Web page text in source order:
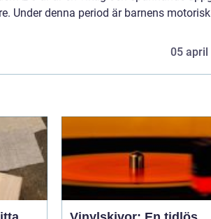
Under denna period är barnens
05 april